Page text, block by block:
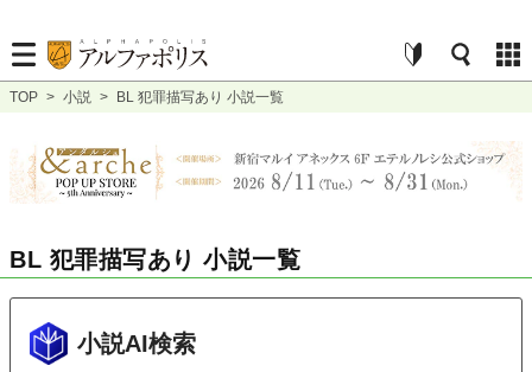
TOP > 小説 > BL 犯罪描写あり 小説一覧
BL 犯罪描写あり 小説一覧
小説AI検索